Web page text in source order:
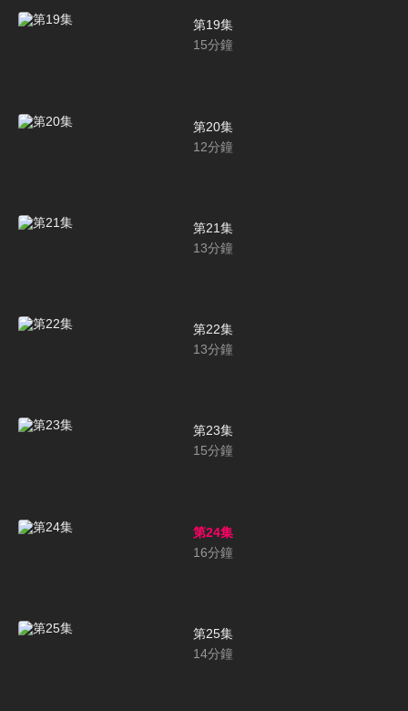
第19集
15分鐘
第20集
12分鐘
第21集
13分鐘
第22集
13分鐘
第23集
15分鐘
第24集
16分鐘
第25集
14分鐘